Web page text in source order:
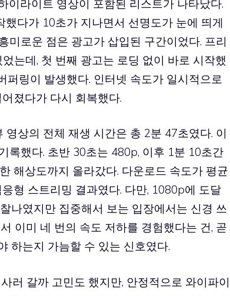
이라이트 영상이 포함된 리스트가 나타났다.
다가 10초가 지나면서 선명도가 눈에 띄게
미로운 점은 광고가 삽입된 구간이었다. 프리
는데, 첫 번째 광고는 로딩 없이 바로 시작했
링이 발생했다. 인터넷 속도가 일시적으로
졌다가 다시 회복했다.
상의 전체 재생 시간은 총 2분 47초였다. 이
록했다. 초반 30초는 480p, 이후 1분 10초간
해상도까지 올라갔다. 다운로드 속도가 평균
형 스트리밍 결과였다. 다만, 1080p에 도달
나였지만 집중해서 보는 입장에서는 신경 쓰
이미 네 번의 속도 저하를 경험했다는 건, 곧
하는지 가늠할 수 있는 신호였다.
러 갈까 고민도 했지만, 안정적으로 와이파이